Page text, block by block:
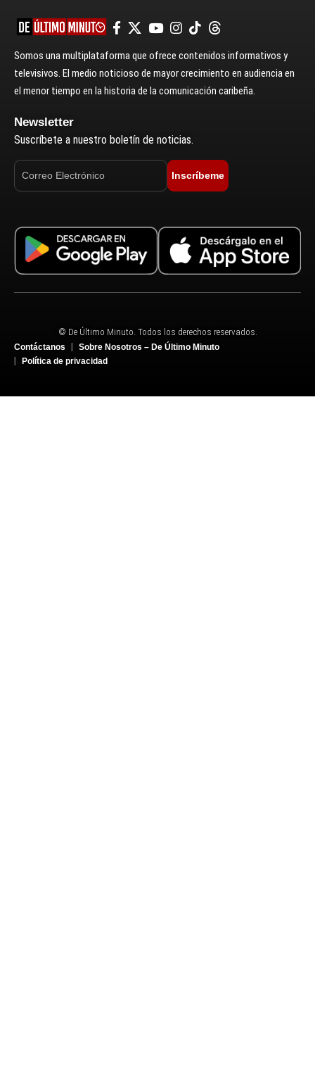
Somos una multiplataforma que ofrece contenidos informativos y
televisivos. El medio noticioso de mayor crecimiento en audiencia en
el menor tiempo en la historia de la comunicación caribeña.
Newsletter
Suscríbete a nuestro boletín de noticias.
Inscríbeme
© De Último Minuto. Todos los derechos reservados.
Contáctanos
Sobre Nosotros – De Último Minuto
Política de privacidad